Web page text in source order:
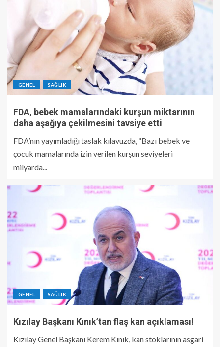
GENEL SAĞLIK
FDA, bebek mamalarındaki kurşun miktarının
daha aşağıya çekilmesini tavsiye etti
FDA’nın yayımladığı taslak kılavuzda, “Bazı bebek ve
çocuk mamalarında izin verilen kurşun seviyeleri
milyarda...
GENEL SAĞLIK
Kızılay Başkanı Kınık’tan flaş kan açıklaması!
Kızılay Genel Başkanı Kerem Kınık, kan stoklarının asgari